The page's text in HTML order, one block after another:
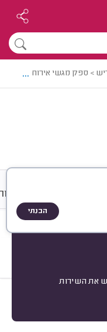
> ספק מגשי אירוח מומלץ -
...
הבנתי
את השירות